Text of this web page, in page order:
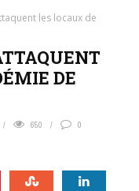
les locaux de
DE
650 0